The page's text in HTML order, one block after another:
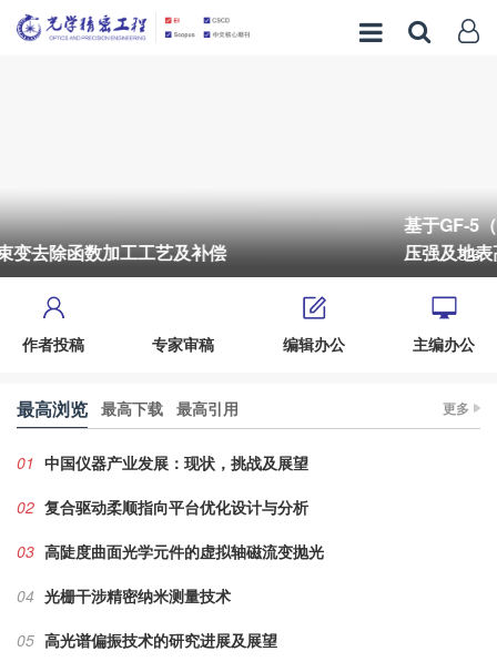
基于GF-5（02）卫星偏振成像载荷氧A带观测的云顶
压强及地表高程重构
3/6
作者投稿 专家审稿 编辑办公 主编办公
最高浏览 最高下载 最高引用
01 中国仪器产业发展：现状，挑战及展望
02 复合驱动柔顺指向平台优化设计与分析
03 高陡度曲面光学元件的虚拟轴磁流变抛光
04 光栅干涉精密纳米测量技术
05 高光谱偏振技术的研究进展及展望
更多